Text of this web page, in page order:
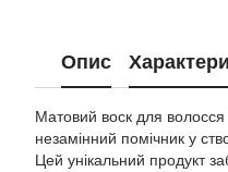
Опис
Матовий воск для волосся
незамінний помічник у
Цей унікальний продукт